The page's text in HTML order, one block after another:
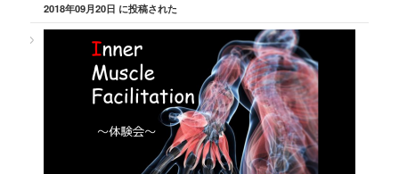
2018年09月20日 に投稿された